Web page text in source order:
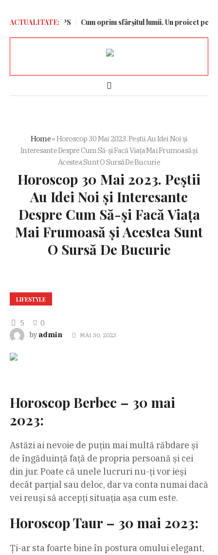
ACTUALITATE:
returul cu KuPS Cum oprim sfârșitul lumii. Un proiect pentru
Home»Horoscop 30 Mai 2023. Peștii Au Idei Noi și
Interesante Despre Cum Să-și Facă Viața Mai Frumoasă și
Acestea Sunt O Sursă De Bucurie
Horoscop 30 Mai 2023. Peștii
Au Idei Noi și Interesante
Despre Cum Să-și Facă Viața
Mai Frumoasă și Acestea Sunt
O Sursă De Bucurie
LIFESTYLE
5
0
by admin MAI 30, 2023
Horoscop Berbec – 30 mai
2023:
Astăzi ai nevoie de puțin mai multă răbdare și
de îngăduință față de propria persoană și cei
din jur. Poate că unele lucruri nu-ți vor ieși
decât parțial sau deloc, dar va conta numai dacă
vei reuși să accepți situația așa cum este.
Horoscop Taur – 30 mai 2023:
Ți-ar sta foarte bine în postura omului elegant,